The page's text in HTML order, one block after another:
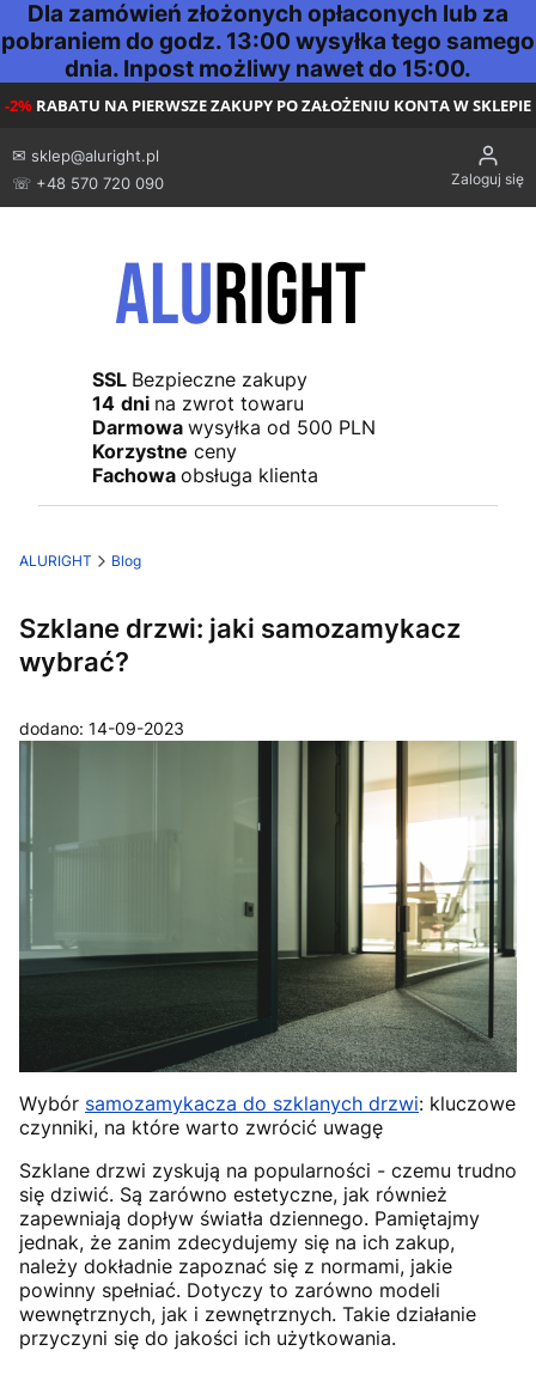
Dla zamówień złożonych opłaconych lub za
pobraniem do godz. 13:00 wysyłka tego samego
dnia. Inpost możliwy nawet do 15:00.
-2% RABATU NA PIERWSZE ZAKUPY PO ZAŁOŻENIU KONTA W SKLEPIE
✉ sklep@aluright.pl
☏ +48 570 720 090
Zaloguj się
SSL Bezpieczne zakupy
14 dni na zwrot towaru
Darmowa wysyłka od 500 PLN
Korzystne ceny
Fachowa obsługa klienta
ALURIGHT Blog
Szklane drzwi: jaki samozamykacz
wybrać?
dodano: 14-09-2023
Wybór samozamykacza do szklanych drzwi: kluczowe
czynniki, na które warto zwrócić uwagę
Szklane drzwi zyskują na popularności - czemu trudno
się dziwić. Są zarówno estetyczne, jak również
zapewniają dopływ światła dziennego. Pamiętajmy
jednak, że zanim zdecydujemy się na ich zakup,
należy dokładnie zapoznać się z normami, jakie
powinny spełniać. Dotyczy to zarówno modeli
wewnętrznych, jak i zewnętrznych. Takie działanie
przyczyni się do jakości ich użytkowania.